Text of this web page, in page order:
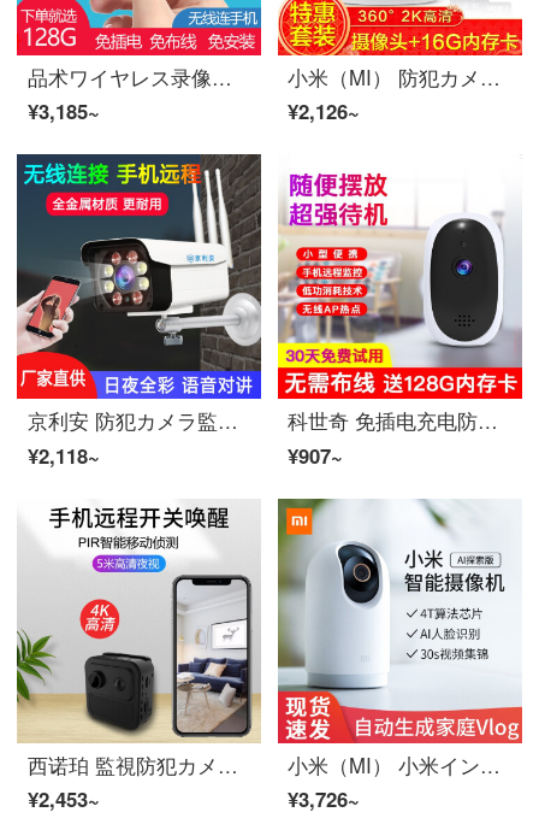
品术ワイヤレス录像机微型摄头家用防犯カメラ针头迷你HD非针形空モニター超小摄影头4gインターネットスマホリモートで袖珍式ビデオカメラ調査 超长待机版+64Gストレージ卡 ワイヤレススマホ監視
¥3,185~
小米（MI） 防犯カメラwifiモニター家用1296pスマホリモートでインテリジェントビデオカメラ雲台版室内夜視360°ワイヤレスHD 小米インテリジェントビデオカメラ 雲台版2K+16Gメモリカード
¥2,126~
京利安 防犯カメラ監視室外家用HD夜視ワイヤレス360°雲台スピンwifiスマホリモートでアウトドア防水インターネット500万モニタースーツ 【500万HD夜視版】+语音对讲 含128Gメモリカード
¥2,118~
科世奇 免插电充电防犯カメラワイヤレス不插电家用室外リモートで连スマホHD夜視电池監視室内WIFIインテリジェントビデオカメラ防盗充电 128Gメモリカード
¥907~
西诺珀 監視防犯カメラ4k家用ワイヤレス录像机新款HD小監視スーツ华为芯片超长待机 R9-黒 4Kスーパークリア/华为芯片/移动侦测/无卡
¥2,453~
小米（MI） 小米インテリジェントビデオカメラ AI探索版 家用ワイヤレス可视監視wifiHD夜視防犯カメラ300万像素スーツ 小米インテリジェントビデオカメラAI探索版
¥3,726~